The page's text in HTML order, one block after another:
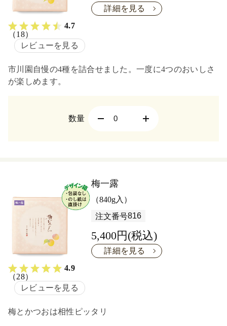
4.7
（18）
レビューを見る
詳細を見る
市川園自慢の4種を詰合せました。一度に4つのおいしさ
が楽しめます。
数量
4.9
（28）
レビューを見る
梅一露
（840g入）
注文番号816
5,400円(税込)
詳細を見る
梅とかつおは相性ピッタリ